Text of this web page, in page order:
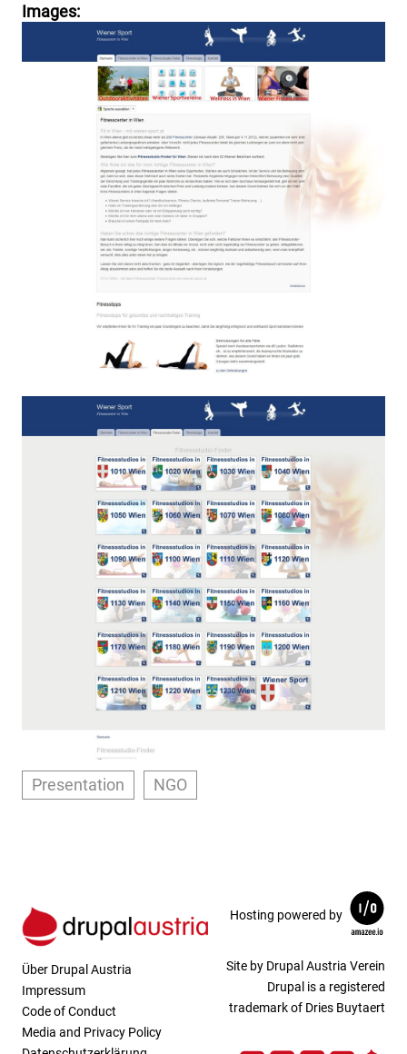
Images
Presentation NGO
Über Drupal Austria
Impressum
Code of Conduct
Media and Privacy Policy
Hosting powered by
Site by Drupal Austria Verein
Drupal is a registered
trademark of Dries Buytaert